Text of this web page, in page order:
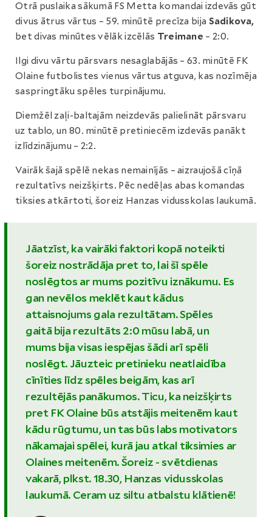
Otrā puslaika sākumā FS Metta komandai izdevās gūt
divus ātrus vārtus – 59. minūtē precīza bija Sadikova,
bet divas minūtes vēlāk izcēlās Treimane – 2:0.
Ilgi divu vārtu pārsvars nesaglabājās – 63. minūtē FK
Olaine futbolistes vienus vārtus atguva, kas nozīmēja
saspringtāku spēles turpinājumu.
Diemžēl zaļi-baltajām neizdevās palielināt pārsvaru
uz tablo, un 80. minūtē pretiniecēm izdevās panākt
izlīdzinājumu – 2:2.
Vairāk šajā spēlē nekas nemainījās – aizraujošā cīņā
rezultatīvs neizšķirts. Pēc nedēļas abas komandas
tiksies atkārtoti, šoreiz Hanzas vidusskolas laukumā.
Jāatzīst, ka vairāki faktori kopā noteikti
šoreiz nostrādāja pret to, lai šī spēle
noslēgtos ar mums pozitīvu iznākumu. Es
gan nevēlos meklēt kaut kādus
attaisnojums gala rezultātam. Spēles
gaitā bija rezultāts 2:0 mūsu labā, un
mums bija visas iespējas šādi arī spēli
noslēgt. Jāuzteic pretinieku neatlaidība
cīnīties līdz spēles beigām, kas arī
rezultējās panākumos. Ticu, ka neizšķirts
pret FK Olaine būs atstājis meitenēm kaut
kādu rūgtumu, un tas būs labs motivators
nākamajai spēlei, kurā jau atkal tiksimies ar
Olaines meitenēm. Šoreiz - svētdienas
vakarā, plkst. 18.30, Hanzas vidusskolas
laukumā. Ceram uz siltu atbalstu klātienē!